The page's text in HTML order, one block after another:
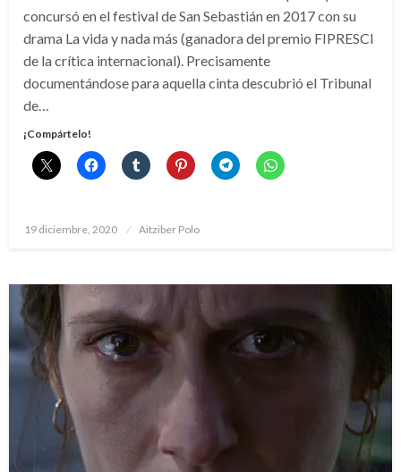
concursó en el festival de San Sebastián en 2017 con su
drama La vida y nada más (ganadora del premio FIPRESCI
de la crítica internacional). Precisamente
documentándose para aquella cinta descubrió el Tribunal
de…
¡Compártelo!
Publicado
19 diciembre, 2020 Aitziber Polo